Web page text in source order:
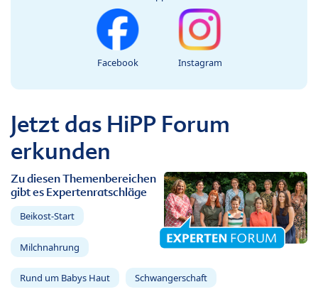
Facebook Instagram
Jetzt das HiPP Forum
erkunden
Zu diesen Themenbereichen
gibt es Expertenratschläge
Beikost-Start
Milchnahrung
Rund um Babys Haut Schwangerschaft